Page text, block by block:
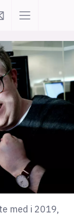
med i 2019,
KI
kontor
design
inn/ut